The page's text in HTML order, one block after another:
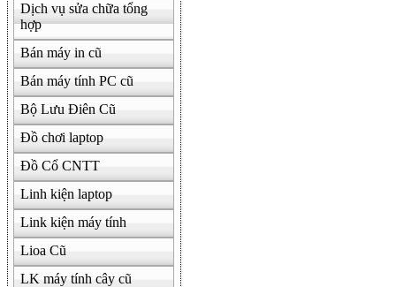
Dịch vụ sửa chữa tổng
hợp
Bán máy in cũ
Bán máy tính PC cũ
Bộ Lưu Điên Cũ
Đồ chơi laptop
Đồ Cổ CNTT
Linh kiện laptop
Link kiện máy tính
Lioa Cũ
LK máy tính cây cũ